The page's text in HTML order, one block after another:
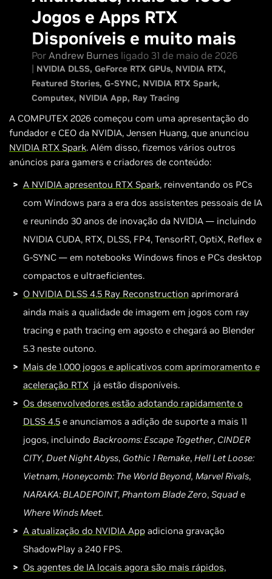
Jogos e Apps RTX
Disponíveis e muito mais
PorAndrew Burnes ligado 31 de maio de 2026
| NVIDIA DLSS GeForce RTX GPUs NVIDIA RTX
Featured Stories G-SYNC NVIDIA RTX Spark
Computex NVIDIA App Ray Tracing
A COMPUTEX 2026 começou com uma apresentação do
fundador e CEO da NVIDIA, Jensen Huang, que anunciou
NVIDIA RTX Spark. Além disso, fizemos vários outros
anúncios para gamers e criadores de conteúdo:
A NVIDIA apresentou RTX Spark, reinventando os PCs
com Windows para a era dos assistentes pessoais de IA
e reunindo 30 anos de inovação da NVIDIA — incluindo
NVIDIA CUDA, RTX, DLSS, FP4, TensorRT, OptiX, Reflex e
G-SYNC — em notebooks Windows finos e PCs desktop
compactos e ultraeficientes.
O NVIDIA DLSS 4.5 Ray Reconstruction aprimorará
ainda mais a qualidade de imagem em jogos com ray
tracing e path tracing em agosto e chegará ao Blender
5.3 neste outono.
Mais de 1.000 jogos e aplicativos com aprimoramento e
aceleração RTXjá estão disponíveis.
Os desenvolvedores estão adotando rapidamente o
DLSS 4.5e anunciamos a adição de suporte a mais 11
jogos, incluindo Backrooms: Escape Together, CINDER
CITY, Duet Night Abyss, Gothic 1 Remake, Hell Let Loose:
Vietnam, Honeycomb: The World Beyond, Marvel Rivals,
NARAKA: BLADEPOINT, Phantom Blade Zero, Squade
Where Winds Meet.
A atualização do NVIDIA Appadiciona gravação
ShadowPlay a 240 FPS.
Os agentes de IA locais agora são mais rápidos,